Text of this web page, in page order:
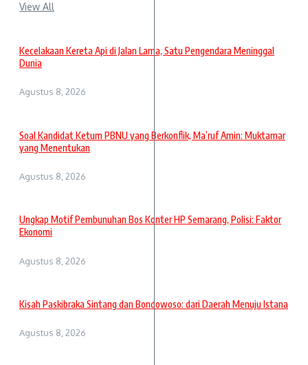
View All
Kecelakaan Kereta Api di Jalan Lama, Satu Pengendara Meninggal
Dunia
Agustus 8, 2026
Soal Kandidat Ketum PBNU yang Berkonflik, Ma’ruf Amin: Muktamar
yang Menentukan
Agustus 8, 2026
Ungkap Motif Pembunuhan Bos Konter HP Semarang, Polisi: Faktor
Ekonomi
Agustus 8, 2026
Kisah Paskibraka Sintang dan Bondowoso: dari Daerah Menuju Istana
Agustus 8, 2026